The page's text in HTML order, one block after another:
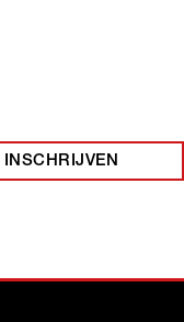
INSCHRIJVEN